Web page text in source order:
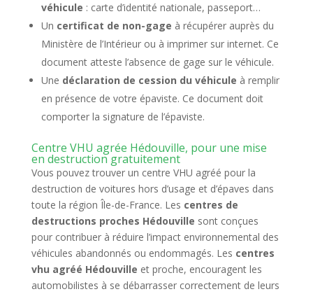
véhicule : carte d’identité nationale, passeport…
Un certificat de non-gage à récupérer auprès du
Ministère de l’Intérieur ou à imprimer sur internet. Ce
document atteste l’absence de gage sur le véhicule.
Une déclaration de cession du véhicule à remplir
en présence de votre épaviste. Ce document doit
comporter la signature de l’épaviste.
Centre VHU agrée Hédouville, pour une mise
en destruction gratuitement
Vous pouvez trouver un centre VHU agréé pour la
destruction de voitures hors d’usage et d’épaves dans
toute la région Île-de-France. Les centres de
destructions proches Hédouville sont conçues
pour contribuer à réduire l’impact environnemental des
véhicules abandonnés ou endommagés. Les centres
vhu agréé Hédouville et proche, encouragent les
automobilistes à se débarrasser correctement de leurs